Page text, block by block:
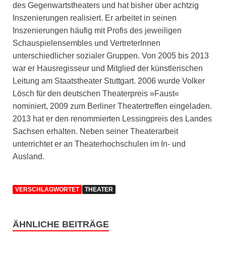
des Gegenwartstheaters und hat bisher über achtzig
Inszenierungen realisiert. Er arbeitet in seinen
Inszenierungen häufig mit Profis des jeweiligen
Schauspielensembles und VertreterInnen
unterschiedlicher sozialer Gruppen. Von 2005 bis 2013
war er Hausregisseur und Mitglied der künstlerischen
Leitung am Staatstheater Stuttgart. 2006 wurde Volker
Lösch für den deutschen Theaterpreis »Faust«
nominiert, 2009 zum Berliner Theatertreffen eingeladen.
2013 hat er den renommierten Lessingpreis des Landes
Sachsen erhalten. Neben seiner Theaterarbeit
unterrichtet er an Theaterhochschulen im In- und
Ausland.
VERSCHLAGWORTET THEATER
ÄHNLICHE BEITRÄGE